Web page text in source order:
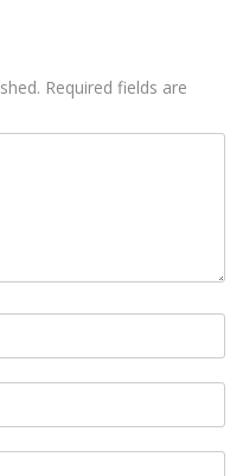
Required fields are